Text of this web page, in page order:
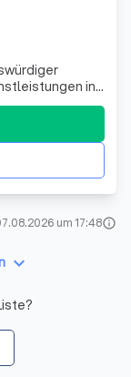
in
Erfahrung und
auf Ihre
um 17:48info
keyboard_arrow_down